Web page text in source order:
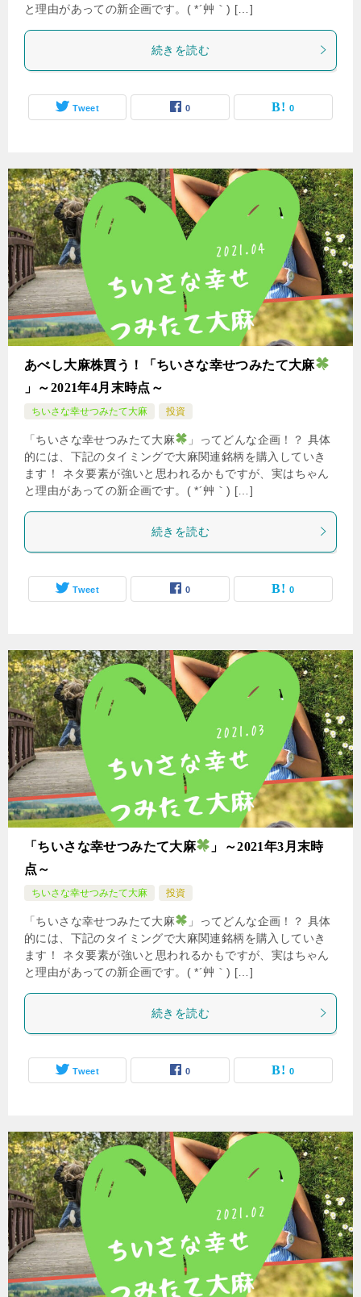
と理由があっての新企画です。( *´艸｀) […]
続きを読む
Tweet 0 0
あべし大麻株買う！「ちいさな幸せつみたて大麻
」～2021年4月末時点～
ちいさな幸せつみたて大麻 投資
「ちいさな幸せつみたて大麻
」ってどんな企画！？ 具体
的には、下記のタイミングで大麻関連銘柄を購入していき
ます！ ネタ要素が強いと思われるかもですが、実はちゃん
と理由があっての新企画です。( *´艸｀) […]
続きを読む
Tweet 0 0
「ちいさな幸せつみたて大麻
」～2021年3月末時
点～
ちいさな幸せつみたて大麻 投資
「ちいさな幸せつみたて大麻
」ってどんな企画！？ 具体
的には、下記のタイミングで大麻関連銘柄を購入していき
ます！ ネタ要素が強いと思われるかもですが、実はちゃん
と理由があっての新企画です。( *´艸｀) […]
続きを読む
Tweet 0 0